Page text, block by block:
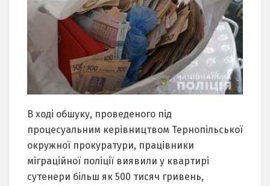
В ході обшуку, проведеного під
процесуальним керівництвом Тернопільської
окружної прокуратури, працівники
міграційної поліції виявили у квартирі
сутенери більш як 500 тисяч гривень,